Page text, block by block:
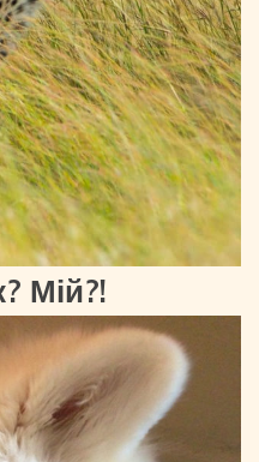
Мій?!